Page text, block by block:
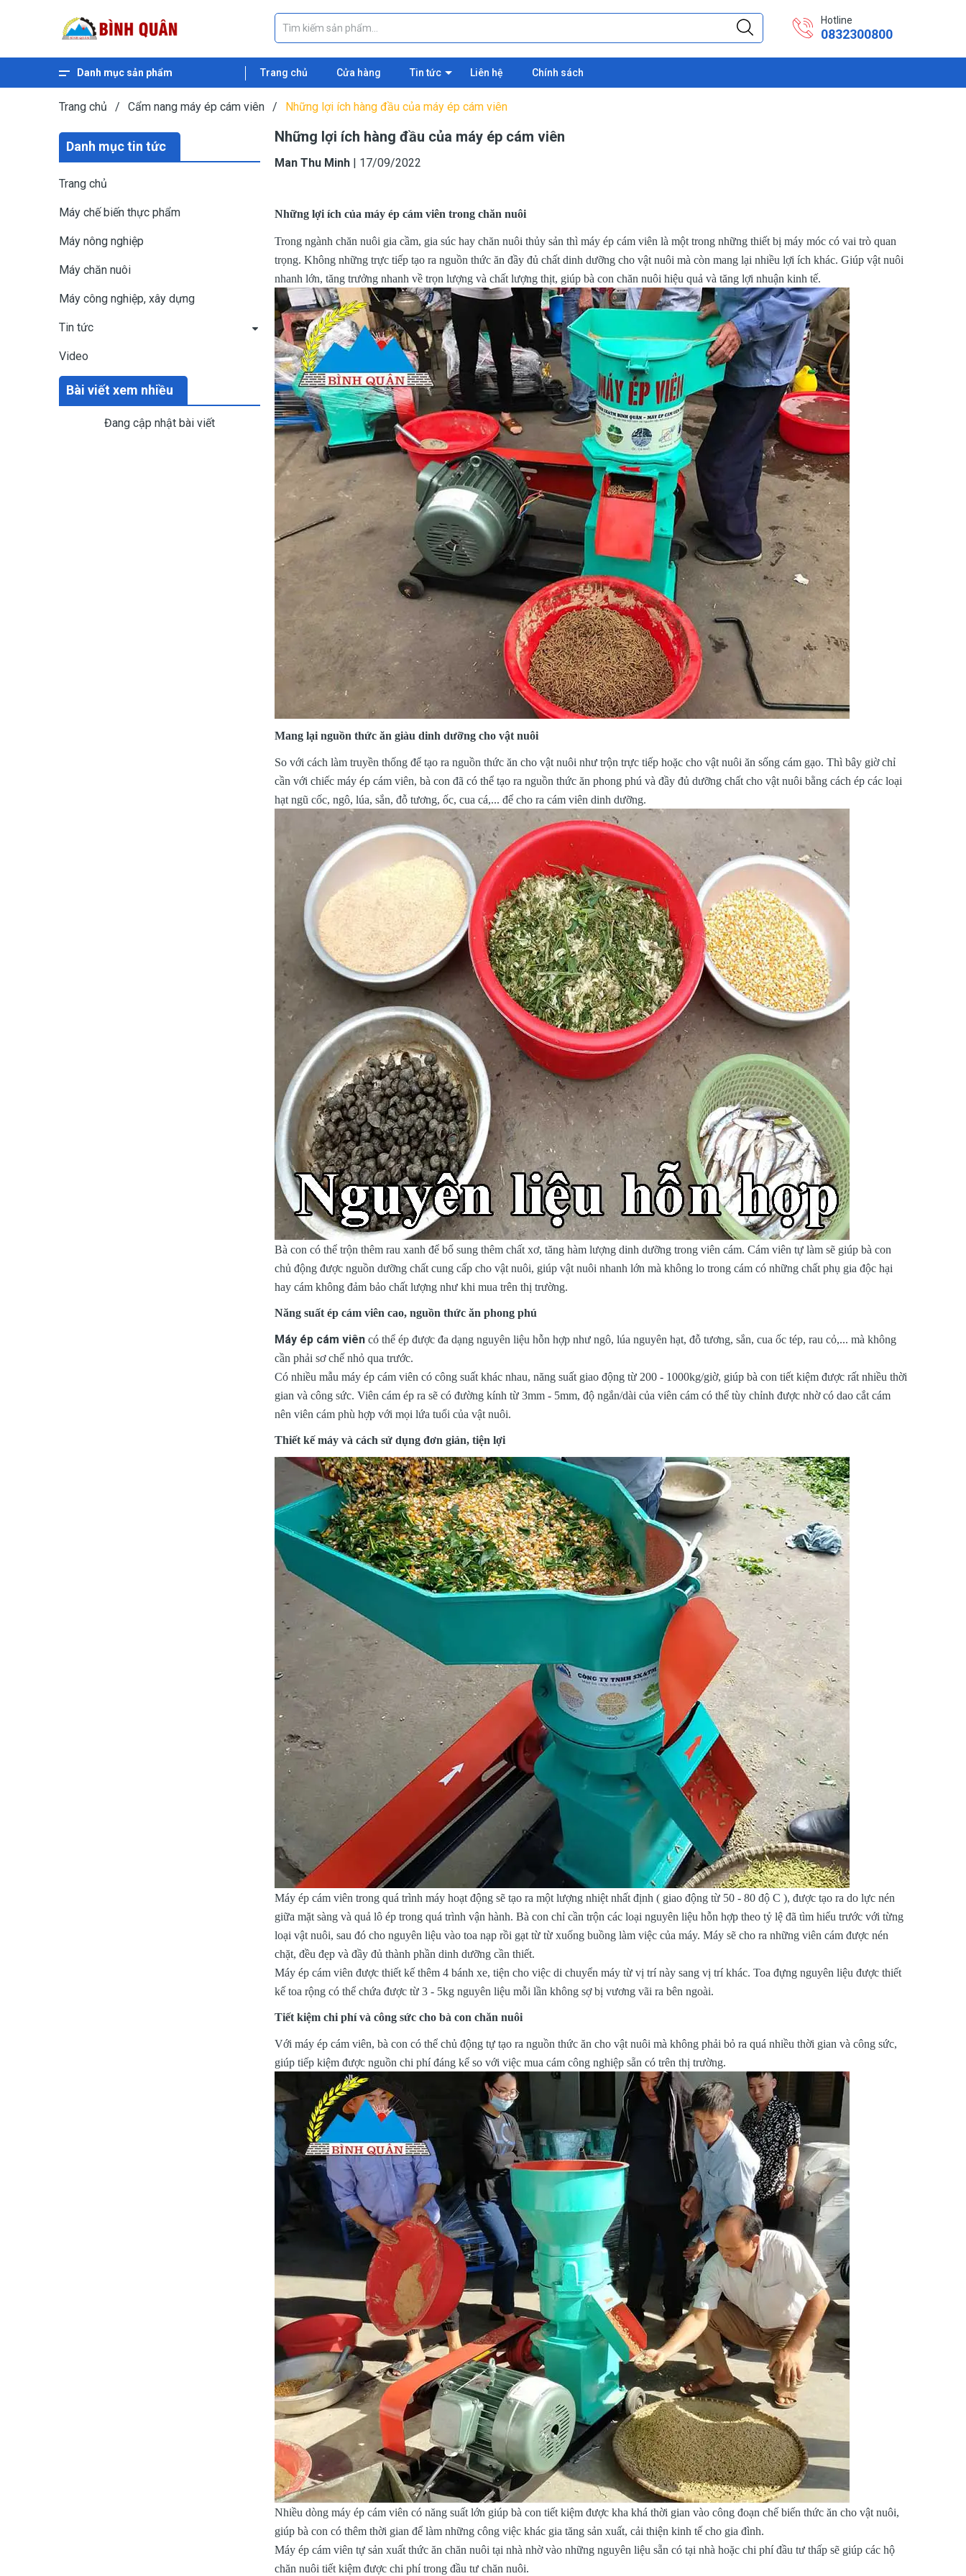
Hotline
0832300800
Danh mục sản phẩm Trang chủ Cửa hàng Tin tức Liên hệ Chính sách
Trang chủ / Cẩm nang máy ép cám viên / Những lợi ích hàng đầu của máy ép cám viên
Danh mục tin tức
Trang chủ
Máy chế biến thực phẩm
Máy nông nghiệp
Máy chăn nuôi
Máy công nghiệp, xây dựng
Tin tức
Video
Bài viết xem nhiều
Đang cập nhật bài viết
Những lợi ích hàng đầu của máy ép cám viên
Man Thu Minh | 17/09/2022
Những lợi ích của máy ép cám viên trong chăn nuôi
Trong ngành chăn nuôi gia cầm, gia súc hay chăn nuôi thủy sản thì máy ép cám viên là một trong những thiết bị máy móc có vai trò quan
trọng. Không những trực tiếp tạo ra nguồn thức ăn đầy đủ chất dinh dưỡng cho vật nuôi mà còn mang lại nhiều lợi ích khác. Giúp vật nuôi
nhanh lớn, tăng trưởng nhanh về trọn lượng và chất lượng thịt, giúp bà con chăn nuôi hiệu quả và tăng lợi nhuận kinh tế.
Mang lại nguồn thức ăn giàu dinh dưỡng cho vật nuôi
So với cách làm truyền thống để tạo ra nguồn thức ăn cho vật nuôi như trộn trực tiếp hoặc cho vật nuôi ăn sống cám gạo. Thì bây giờ chỉ
cần với chiếc máy ép cám viên, bà con đã có thể tạo ra nguồn thức ăn phong phú và đầy đủ dưỡng chất cho vật nuôi bằng cách ép các loại
hạt ngũ cốc, ngô, lúa, sắn, đỗ tương, ốc, cua cá,... để cho ra cám viên dinh dưỡng.
Bà con có thể trộn thêm rau xanh để bổ sung thêm chất xơ, tăng hàm lượng dinh dưỡng trong viên cám. Cám viên tự làm sẽ giúp bà con
chủ động được nguồn dưỡng chất cung cấp cho vật nuôi, giúp vật nuôi nhanh lớn mà không lo trong cám có những chất phụ gia độc hại
hay cám không đảm bảo chất lượng như khi mua trên thị trường.
Năng suất ép cám viên cao, nguồn thức ăn phong phú
Máy ép cám viên có thể ép được đa dạng nguyên liệu hỗn hợp như ngô, lúa nguyên hạt, đỗ tương, sắn, cua ốc tép, rau cỏ,... mà không
cần phải sơ chế nhỏ qua trước.
Có nhiều mẫu máy ép cám viên có công suất khác nhau, năng suất giao động từ 200 - 1000kg/giờ, giúp bà con tiết kiệm được rất nhiều thời
gian và công sức. Viên cám ép ra sẽ có đường kính từ 3mm - 5mm, độ ngắn/dài của viên cám có thể tùy chỉnh được nhờ có dao cắt cám
nên viên cám phù hợp với mọi lứa tuổi của vật nuôi.
Thiết kế máy và cách sử dụng đơn giản, tiện lợi
Máy ép cám viên trong quá trình máy hoạt động sẽ tạo ra một lượng nhiệt nhất định ( giao động từ 50 - 80 độ C ), được tạo ra do lực nén
giữa mặt sàng và quả lô ép trong quá trình vận hành. Bà con chỉ cần trộn các loại nguyên liệu hỗn hợp theo tỷ lệ đã tìm hiểu trước với từng
loại vật nuôi, sau đó cho nguyên liệu vào toa nạp rồi gạt từ từ xuống buồng làm việc của máy. Máy sẽ cho ra những viên cám được nén
chặt, đều đẹp và đầy đủ thành phần dinh dưỡng cần thiết.
Máy ép cám viên được thiết kế thêm 4 bánh xe, tiện cho việc di chuyển máy từ vị trí này sang vị trí khác. Toa đựng nguyên liệu được thiết
kế toa rộng có thể chứa được từ 3 - 5kg nguyên liệu mỗi lần không sợ bị vương vãi ra bên ngoài.
Tiết kiệm chi phí và công sức cho bà con chăn nuôi
Với máy ép cám viên, bà con có thể chủ động tự tạo ra nguồn thức ăn cho vật nuôi mà không phải bỏ ra quá nhiều thời gian và công sức,
giúp tiếp kiệm được nguồn chi phí đáng kể so với việc mua cám công nghiệp sẵn có trên thị trường.
Nhiều dòng máy ép cám viên có năng suất lớn giúp bà con tiết kiệm được kha khá thời gian vào công đoạn chế biến thức ăn cho vật nuôi,
giúp bà con có thêm thời gian để làm những công việc khác gia tăng sản xuất, cải thiện kinh tế cho gia đình.
Máy ép cám viên tự sản xuất thức ăn chăn nuôi tại nhà nhờ vào những nguyên liệu sẵn có tại nhà hoặc chi phí đầu tư thấp sẽ giúp các hộ
chăn nuôi tiết kiệm được chi phí trong đầu tư chăn nuôi.